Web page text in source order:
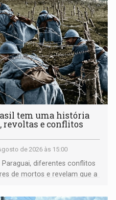
tem uma história
revoltas e conflitos
de 2026 às 15:00
Paraguai, diferentes conflitos
de mortos e revelam que a